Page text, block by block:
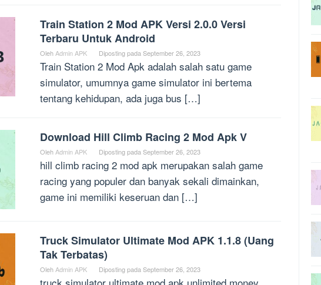
Train Station 2 Mod APK Versi 2.0.0 Versi
Terbaru Untuk Android
Oleh Admin APK Diposting pada September 26, 2023
Train Station 2 Mod Apk adalah salah satu game
simulator, umumnya game simulator ini bertema
tentang kehidupan, ada juga bus […]
Download Hill Climb Racing 2 Mod Apk V
Oleh Admin APK Diposting pada September 26, 2023
hill climb racing 2 mod apk merupakan salah game
racing yang populer dan banyak sekali dimainkan,
game ini memiliki keseruan dan […]
Truck Simulator Ultimate Mod APK 1.1.8 (Uang
Tak Terbatas)
OlehAdmin APK Diposting padaSeptember 26, 2023